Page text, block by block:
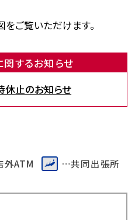
ご覧いただけます。
するお知らせ
止のお知らせ
ATM …共同出張所